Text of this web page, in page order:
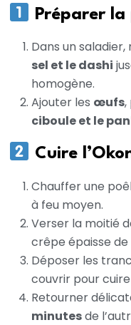
Préparer la
Dans un
sel et le dashi
homogène.
Ajouter les œufs,
ciboule et le
Cuire
Chauffer une
à feu moyen.
Verser la moitié
crêpe épaisse de
Déposer les
couvrir pour
Retourner
minutesde